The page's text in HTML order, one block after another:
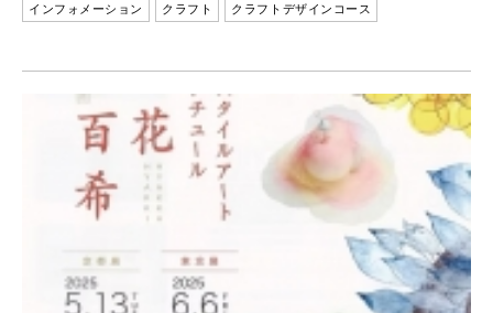
インフォメーション クラフト クラフトデザインコース